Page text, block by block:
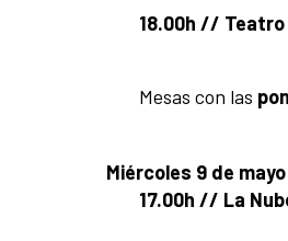
18.00h // Teatro
Mesas con las
Miércoles 9 de mayo
17.00h // La